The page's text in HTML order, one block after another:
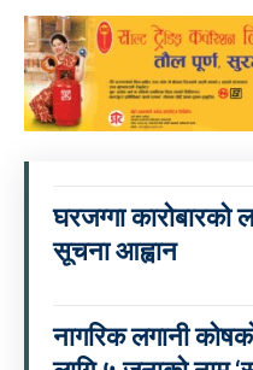
घरजग्गा कारोबारको
सूचना आह्वान
नागरिक लगानी